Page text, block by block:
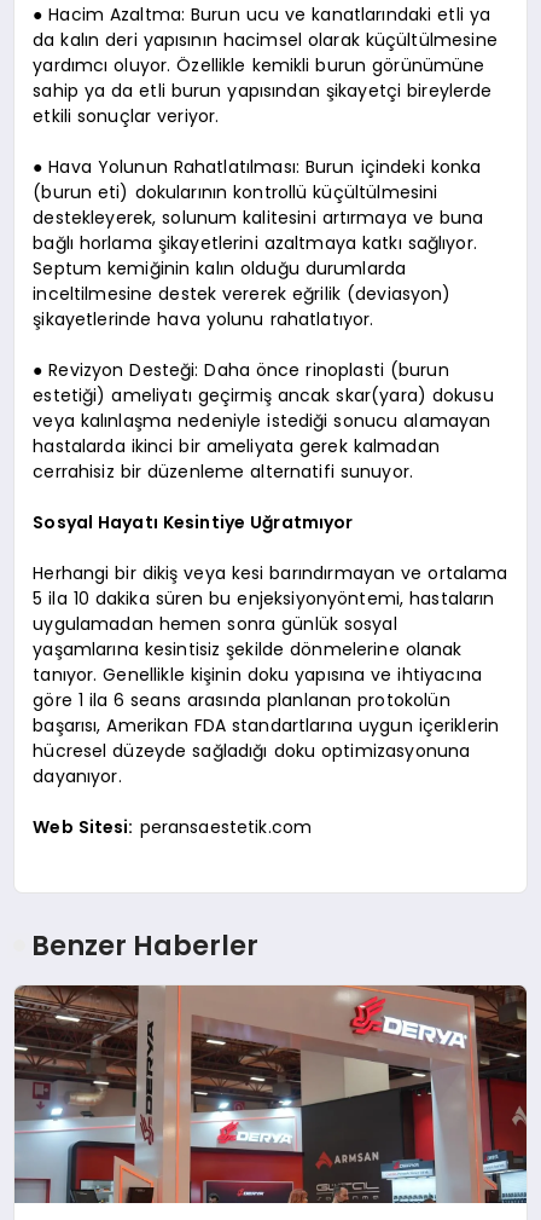
● Hacim Azaltma: Burun ucu ve kanatlarındaki etli ya
da kalın deri yapısının hacimsel olarak küçültülmesine
yardımcı oluyor. Özellikle kemikli burun görünümüne
sahip ya da etli burun yapısından şikayetçi bireylerde
etkili sonuçlar veriyor.
● Hava Yolunun Rahatlatılması: Burun içindeki konka
(burun eti) dokularının kontrollü küçültülmesini
destekleyerek, solunum kalitesini artırmaya ve buna
bağlı horlama şikayetlerini azaltmaya katkı sağlıyor.
Septum kemiğinin kalın olduğu durumlarda
inceltilmesine destek vererek eğrilik (deviasyon)
şikayetlerinde hava yolunu rahatlatıyor.
● Revizyon Desteği: Daha önce rinoplasti (burun
estetiği) ameliyatı geçirmiş ancak skar(yara) dokusu
veya kalınlaşma nedeniyle istediği sonucu alamayan
hastalarda ikinci bir ameliyata gerek kalmadan
cerrahisiz bir düzenleme alternatifi sunuyor.
Sosyal Hayatı Kesintiye Uğratmıyor
Herhangi bir dikiş veya kesi barındırmayan ve ortalama
5 ila 10 dakika süren bu enjeksiyonyöntemi, hastaların
uygulamadan hemen sonra günlük sosyal
yaşamlarına kesintisiz şekilde dönmelerine olanak
tanıyor. Genellikle kişinin doku yapısına ve ihtiyacına
göre 1 ila 6 seans arasında planlanan protokolün
başarısı, Amerikan FDA standartlarına uygun içeriklerin
hücresel düzeyde sağladığı doku optimizasyonuna
dayanıyor.
Web Sitesi: peransaestetik.com
Benzer Haberler